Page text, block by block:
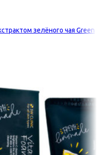
зелёного чая Green